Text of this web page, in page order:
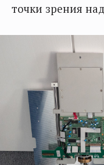
точки зрения